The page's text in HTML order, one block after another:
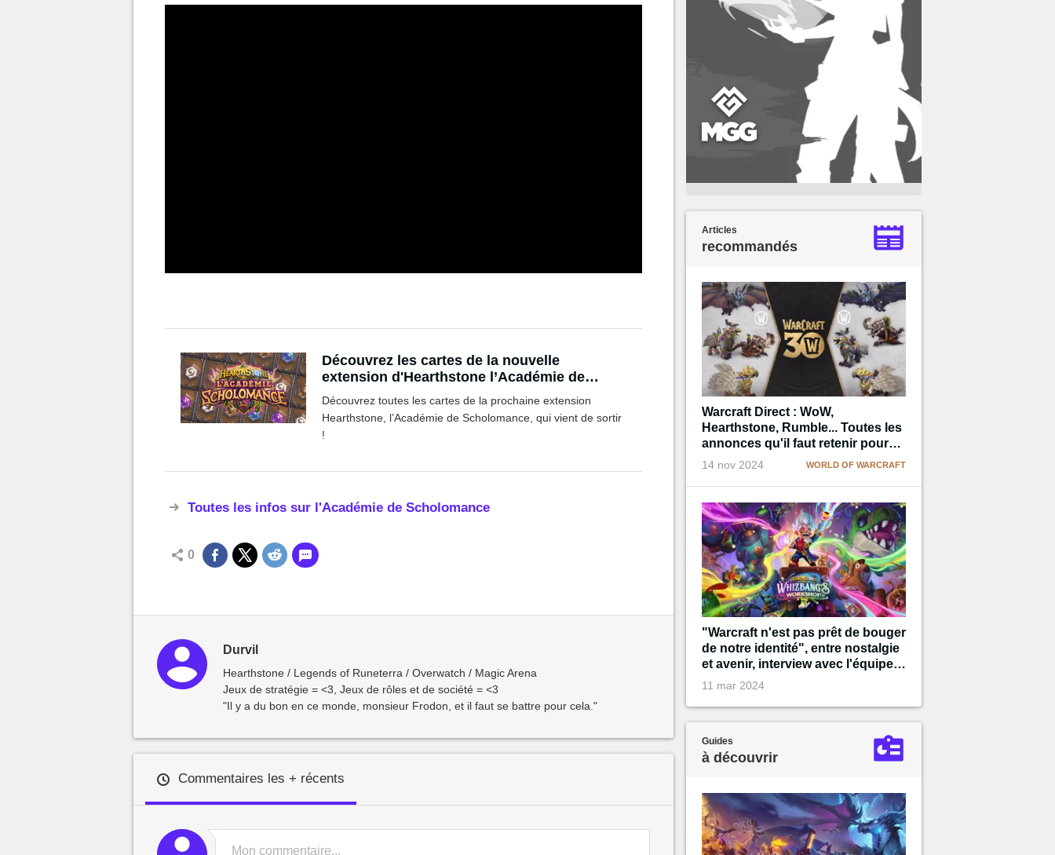
Découvrez les cartes de la nouvelle
extension d'Hearthstone l’Académie de
Scholomance !
Découvrez toutes les cartes de la prochaine extension
Hearthstone, l’Académie de Scholomance, qui vient de sortir
!
Toutes les infos sur l'Académie de Scholomance
0
Durvil
Hearthstone / Legends of Runeterra / Overwatch / Magic Arena
Jeux de stratégie = <3, Jeux de rôles et de société = <3
"Il y a du bon en ce monde, monsieur Frodon, et il faut se battre pour cela."
Commentaires les + récents
Articles
recommandés
Warcraft Direct : WoW,
Hearthstone, Rumble... Toutes les
annonces qu'il faut retenir pour
les 30 ans de la licence !
14 nov 2024 WORLD OF WARCRAFT
"Warcraft n'est pas prêt de bouger
de notre identité", entre nostalgie
et avenir, interview avec l'équipe
d'Hearthstone pour les 10 ans du
11 mar 2024
Guides
à découvrir